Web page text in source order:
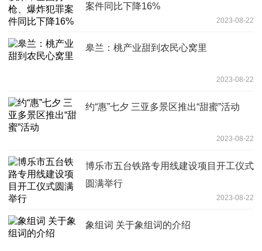
案件同比下降16%
2023-08-22
皋兰：桃产业甜到农民心窝里
2023-08-22
约“惠”七夕 三亚多景区推出“甜蜜”活动
2023-08-22
博乐市五台铁路专用线建设项目开工仪式
圆满举行
2023-08-22
象组词 关于象组词的介绍